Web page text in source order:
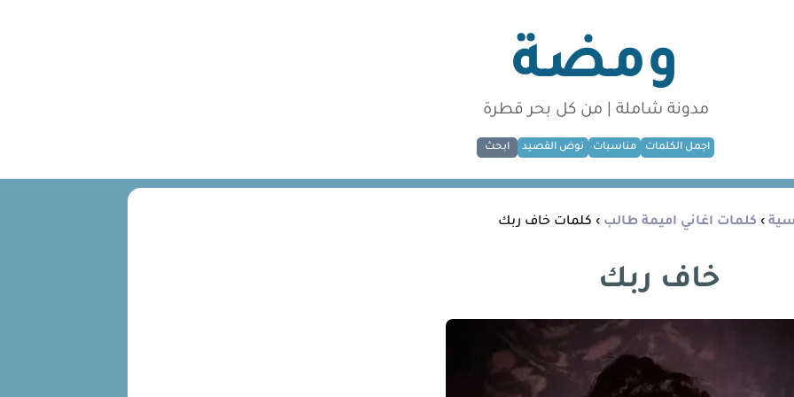
ومضة
مدونة شاملة | من كل بحر قطرة
اجمل الكلمات مناسبات نوض القصيد ابحث
› كلمات اغاني اميمة طالب › كلمات خاف ربك
خاف ربك